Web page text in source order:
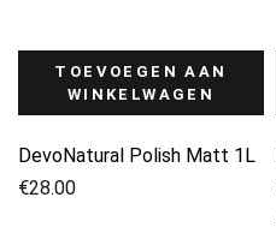
TOEVOEGEN AAN
WINKELWAGEN
DevoNatural Polish Matt 1L
€28.00